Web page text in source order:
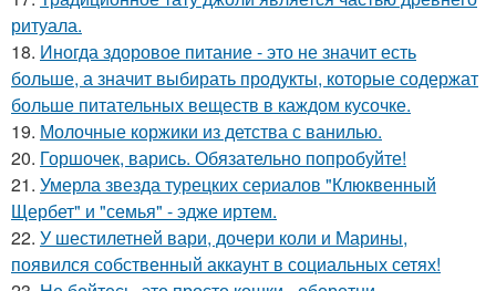
ритуала.
18. Иногда здоровое питание - это не значит есть
больше, а значит выбирать продукты, которые содержат
больше питательных веществ в каждом кусочке.
19. Молочные коржики из детства с ванилью.
20. Горшочек, варись. Обязательно попробуйте!
21. Умерла звезда турецких сериалов "Клюквенный
Щербет" и "семья" - эдже иртем.
22. У шестилетней вари, дочери коли и Марины,
появился собственный аккаунт в социальных сетях!